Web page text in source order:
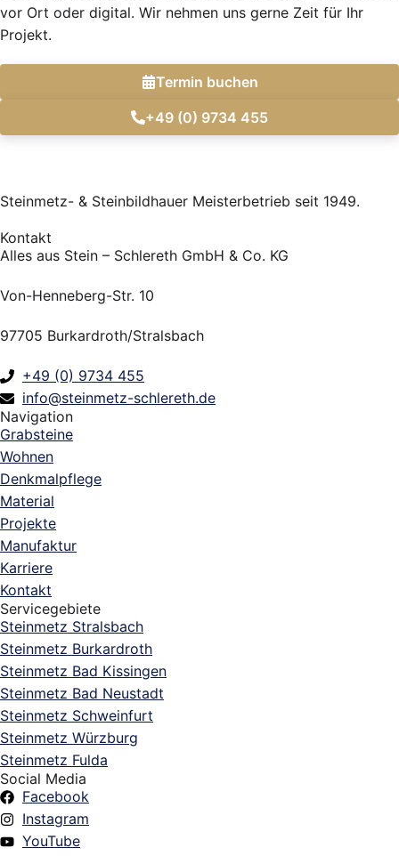
vor Ort oder digital. Wir nehmen uns gerne Zeit für Ihr
Projekt.
Termin buchen
+49 (0) 9734 455
Steinmetz- & Steinbildhauer Meisterbetrieb seit 1949.
Kontakt
Alles aus Stein – Schlereth GmbH & Co. KG
Von-Henneberg-Str. 10
97705 Burkardroth/Stralsbach
+49 (0) 9734 455
info@steinmetz-schlereth.de
Navigation
Grabsteine
Wohnen
Denkmalpflege
Material
Projekte
Manufaktur
Karriere
Kontakt
Servicegebiete
Steinmetz Stralsbach
Steinmetz Burkardroth
Steinmetz Bad Kissingen
Steinmetz Bad Neustadt
Steinmetz Schweinfurt
Steinmetz Würzburg
Steinmetz Fulda
Social Media
Facebook
Instagram
YouTube